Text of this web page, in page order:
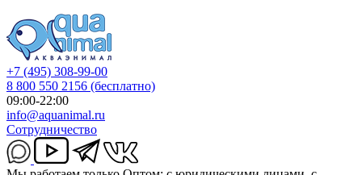
+7 (495) 308-99-00
8 800 550 2156 (бесплатно)
09:00-22:00
info@aquanimal.ru
Сотрудничество